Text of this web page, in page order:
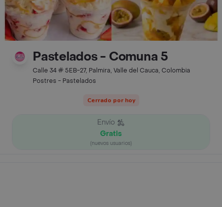
Pastelados - Comuna 5
Calle 34 # 5EB-27, Palmira, Valle del Cauca, Colombia
Postres - Pastelados
Cerrado por hoy
Envío
Gratis
(nuevos usuarios)